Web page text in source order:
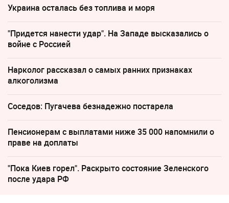
Украина осталась без топлива и моря
"Придется нанести удар". На Западе высказались о
войне с Россией
Нарколог рассказал о самых ранних признаках
алкоголизма
Соседов: Пугачева безнадежно постарела
Пенсионерам с выплатами ниже 35 000 напомнили о
праве на доплаты
"Пока Киев горел". Раскрыто состояние Зеленского
после удара РФ